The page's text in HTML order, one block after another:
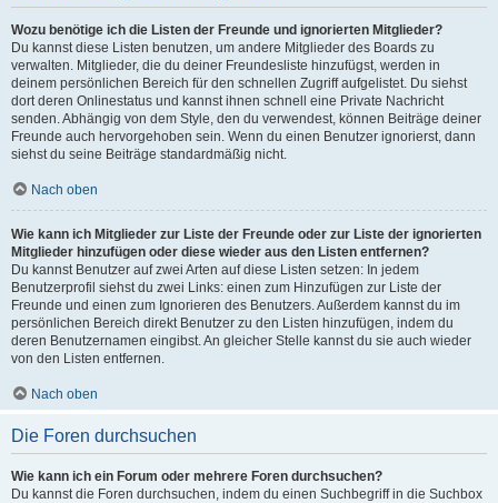
Wozu benötige ich die Listen der Freunde und ignorierten Mitglieder?
Du kannst diese Listen benutzen, um andere Mitglieder des Boards zu
verwalten. Mitglieder, die du deiner Freundesliste hinzufügst, werden in
deinem persönlichen Bereich für den schnellen Zugriff aufgelistet. Du siehst
dort deren Onlinestatus und kannst ihnen schnell eine Private Nachricht
senden. Abhängig von dem Style, den du verwendest, können Beiträge deiner
Freunde auch hervorgehoben sein. Wenn du einen Benutzer ignorierst, dann
siehst du seine Beiträge standardmäßig nicht.
Nach oben
Wie kann ich Mitglieder zur Liste der Freunde oder zur Liste der ignorierten
Mitglieder hinzufügen oder diese wieder aus den Listen entfernen?
Du kannst Benutzer auf zwei Arten auf diese Listen setzen: In jedem
Benutzerprofil siehst du zwei Links: einen zum Hinzufügen zur Liste der
Freunde und einen zum Ignorieren des Benutzers. Außerdem kannst du im
persönlichen Bereich direkt Benutzer zu den Listen hinzufügen, indem du
deren Benutzernamen eingibst. An gleicher Stelle kannst du sie auch wieder
von den Listen entfernen.
Nach oben
Die Foren durchsuchen
Wie kann ich ein Forum oder mehrere Foren durchsuchen?
Du kannst die Foren durchsuchen, indem du einen Suchbegriff in die Suchbox